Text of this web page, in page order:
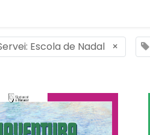
Escola de Nadal ×